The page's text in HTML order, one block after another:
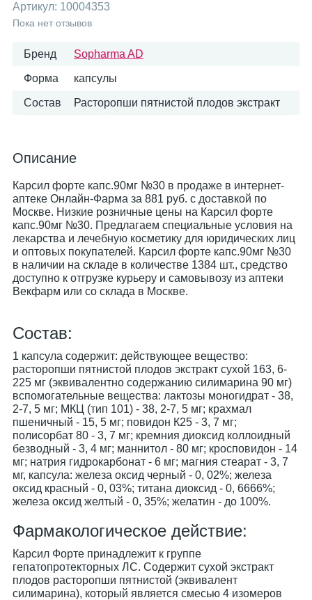
Артикул: 10004353
Пока нет отзывов
Бренд Sopharma AD
Форма капсулы
Состав Расторопши пятнистой плодов экстракт
Описание
Карсил форте капс.90мг №30 в продаже в интернет-
аптеке Онлайн-Фарма за 881 руб. с доставкой по
Москве. Низкие розничные цены на Карсил форте
капс.90мг №30. Предлагаем специальные условия на
лекарства и лечебную косметику для юридических лиц
и оптовых покупателей. Карсил форте капс.90мг №30
в наличии на складе в количестве 1384 шт., средство
доступно к отгрузке курьеру и самовывозу из аптеки
Векфарм или со склада в Москве.
Cостав:
1 капсула содержит: действующее вещество:
расторопши пятнистой плодов экстракт сухой 163, 6-
225 мг (эквивалентно содержанию силимарина 90 мг)
вспомогательные вещества: лактозы моногидрат - 38,
2-7, 5 мг; МКЦ (тип 101) - 38, 2-7, 5 мг; крахмал
пшеничный - 15, 5 мг; повидон К25 - 3, 7 мг;
полисорбат 80 - 3, 7 мг; кремния диоксид коллоидный
безводный - 3, 4 мг; маннитол - 80 мг; кросповидон - 14
мг; натрия гидрокарбонат - 6 мг; магния стеарат - 3, 7
мг, капсула: железа оксид черный - 0, 02%; железа
оксид красный - 0, 03%; титана диоксид - 0, 6666%;
железа оксид желтый - 0, 35%; желатин - до 100%.
Фармакологическое действие:
Карсил Форте принадлежит к группе
гепатопротекторных ЛС. Содержит сухой экстракт
плодов расторопши пятнистой (эквивалент
силимарина), который является смесью 4 изомеров